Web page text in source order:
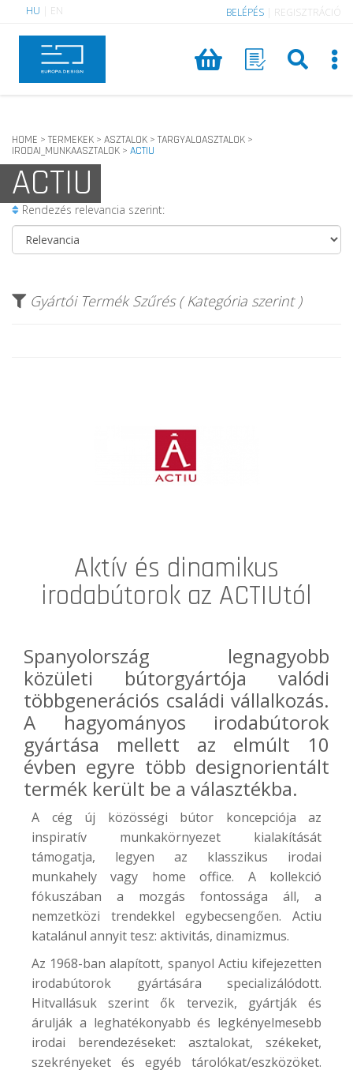
HU EN BELÉPÉS REGISZTRÁCIÓ
HOME > TERMEKEK > ASZTALOK > TARGYALOASZTALOK >
IRODAI_MUNKAASZTALOK > ACTIU
ACTIU
Rendezés relevancia szerint:
Gyártói Termék Szűrés ( Kategória szerint )
Aktív és dinamikus
irodabútorok az ACTIUtól
Spanyolország legnagyobb
közületi bútorgyártója valódi
többgenerációs családi vállalkozás.
A hagyományos irodabútorok
gyártása mellett az elmúlt 10
évben egyre több designorientált
termék került be a választékba.
A cég új közösségi bútor koncepciója az
inspiratív munkakörnyezet kialakítását
támogatja, legyen az klasszikus irodai
munkahely vagy home office. A kollekció
fókuszában a mozgás fontossága áll, a
nemzetközi trendekkel egybecsengően. Actiu
katalánul annyit tesz: aktivitás, dinamizmus.
Az 1968-ban alapított, spanyol Actiu kifejezetten
irodabútorok gyártására specializálódott.
Hitvallásuk szerint ők tervezik, gyártják és
árulják a leghatékonyabb és legkényelmesebb
irodai berendezéseket: asztalokat, székeket,
szekrényeket és egyéb tárolókat/eszközöket.